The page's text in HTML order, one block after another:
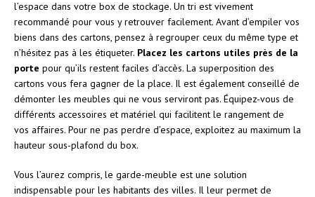
l’espace dans votre box de stockage. Un tri est vivement
recommandé pour vous y retrouver facilement. Avant d’empiler vos
biens dans des cartons, pensez à regrouper ceux du même type et
n’hésitez pas à les étiqueter. Placez les cartons utiles près de la
porte pour qu’ils restent faciles d’accès. La superposition des
cartons vous fera gagner de la place. Il est également conseillé de
démonter les meubles qui ne vous serviront pas. Équipez-vous de
différents accessoires et matériel qui facilitent le rangement de
vos affaires. Pour ne pas perdre d’espace, exploitez au maximum la
hauteur sous-plafond du box.
Vous l’aurez compris, le garde-meuble est une solution
indispensable pour les habitants des villes. Il leur permet de